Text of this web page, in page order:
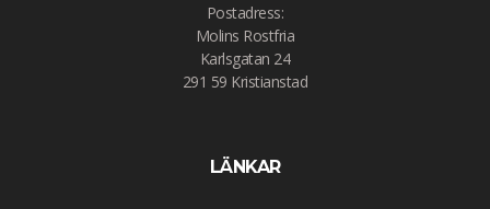
Postadress:
Molins Rostfria
Karlsgatan 24
291 59 Kristianstad
LÄNKAR